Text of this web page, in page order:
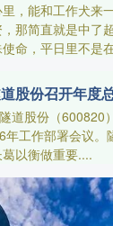
，能和工作犬来
那简直就是中了
命，平日里不是
道股份（600820
年工作部署会议。
以衡做重要....